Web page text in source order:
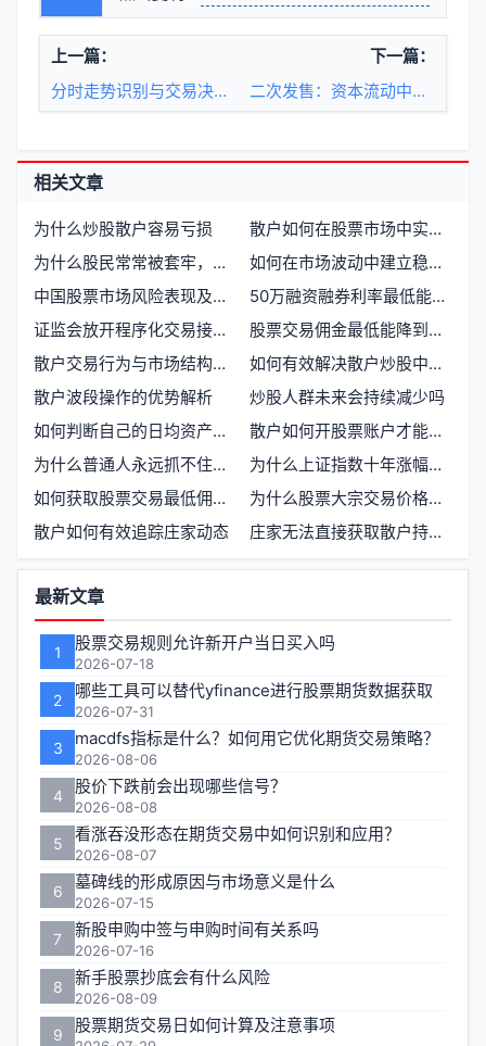
上一篇：
分时走势识别与交易决策的实战逻辑
下一篇：
二次发售：资本流动中的市场重构与投资者行为变迁
相关文章
为什么炒股散户容易亏损
散户如何在股票市场中实现稳定盈利
为什么股民常常被套牢，背后的原因是什么
如何在市场波动中建立稳定交易系统
中国股票市场风险表现及其成因解析
50万融资融券利率最低能到多少？哪家券商最划算
证监会放开程序化交易接口散户投资者怎么办
股票交易佣金最低能降到多少？期货交易如何节省手续费
散户交易行为与市场结构的深层博弈
如何有效解决散户炒股中的“解套”问题
散户波段操作的优势解析
炒股人群未来会持续减少吗
如何判断自己的日均资产是否达到十万级别
散户如何开股票账户才能赚钱
为什么普通人永远抓不住股价的最低点和最高点
为什么上证指数十年涨幅停滞
如何获取股票交易最低佣金成本
为什么股票大宗交易价格常常低于市场价格
散户如何有效追踪庄家动态
庄家无法直接获取散户持股明细
功
能
区
最新文章
1 股票交易规则允许新开户当日买入吗
2026-07-18
2 哪些工具可以替代yfinance进行股票期货数据获取
2026-07-31
3 macdfs指标是什么？如何用它优化期货交易策略？
2026-08-06
4 股价下跌前会出现哪些信号？
2026-08-08
5 看涨吞没形态在期货交易中如何识别和应用？
2026-08-07
6 墓碑线的形成原因与市场意义是什么
2026-07-15
7 新股申购中签与申购时间有关系吗
2026-07-16
8 新手股票抄底会有什么风险
2026-08-09
9 股票期货交易日如何计算及注意事项